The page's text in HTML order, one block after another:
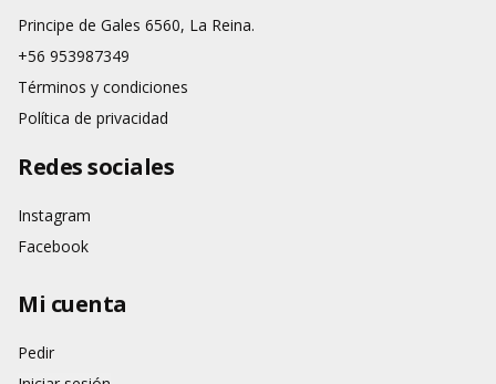
Principe de Gales 6560, La Reina.
+56 953987349
Términos y condiciones
Política de privacidad
Redes sociales
Instagram
Facebook
Mi cuenta
Pedir